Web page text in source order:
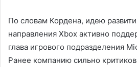
По словам Кордена, идею
направления Xbox активно
глава игрового подразделения
Ранее компанию сильно